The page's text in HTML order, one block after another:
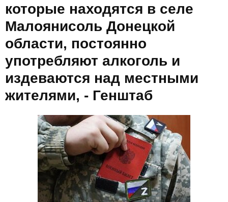
которые находятся в селе
Малоянисоль Донецкой
области, постоянно
употребляют алкоголь и
издеваются над местными
жителями, - Генштаб